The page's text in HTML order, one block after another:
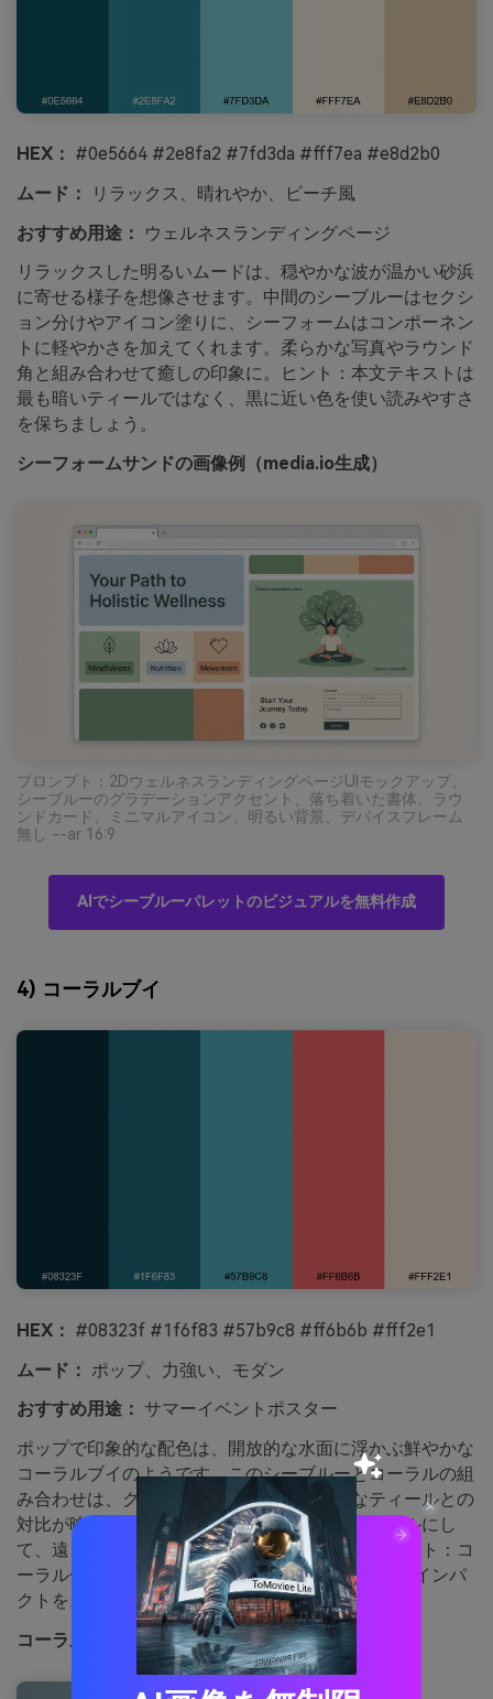
HEX： #0e5664 #2e8fa2 #7fd3da #fff7ea #e8d2b0
ムード：
リラックス、晴れやか、ビーチ風
おすすめ用途：
ウェルネスランディングページ
リラックスした明るいムードは、穏やかな波が温かい砂浜
に寄せる様子を想像させます。中間のシーブルーはセクシ
ョン分けやアイコン塗りに、シーフォームはコンポーネン
トに軽やかさを加えてくれます。柔らかな写真やラウンド
角と組み合わせて癒しの印象に。ヒント：本文テキストは
最も暗いティールではなく、黒に近い色を使い読みやすさ
を保ちましょう。
シーフォームサンドの画像例（media.io生成）
プロンプト：2DウェルネスランディングページUIモックアップ、
シーブルーのグラデーションアクセント、落ち着いた書体、ラウ
ンドカード、ミニマルアイコン、明るい背景、デバイスフレーム
無し --ar 16:9
AIでシーブルーパレットのビジュアルを無料作成
4) コーラルブイ
HEX： #08323f #1f6f83 #57b9c8 #ff6b6b #fff2e1
ムード： ポップ、力強い、モダン
おすすめ用途： サマーイベントポスター
ポップで印象的な配色は、開放的な水面に浮かぶ鮮やかな
コーラルブイのようです。このシーブルーとコーラルの組
み合わせは、クリーンなクリームや涼しげなティールとの
対比が映えます。タイポグラフィは大胆＆シンプルにし
て、遠くからもコントラストが伝わるように。ヒント：コ
ーラル色は1つの見出しやバッジに絞り、最大限のインパ
クトを。
コーラルブイの画像例（media.io生成）